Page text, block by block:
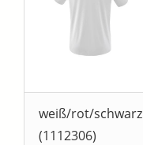
weiß/rot/schwarz
(1112306)